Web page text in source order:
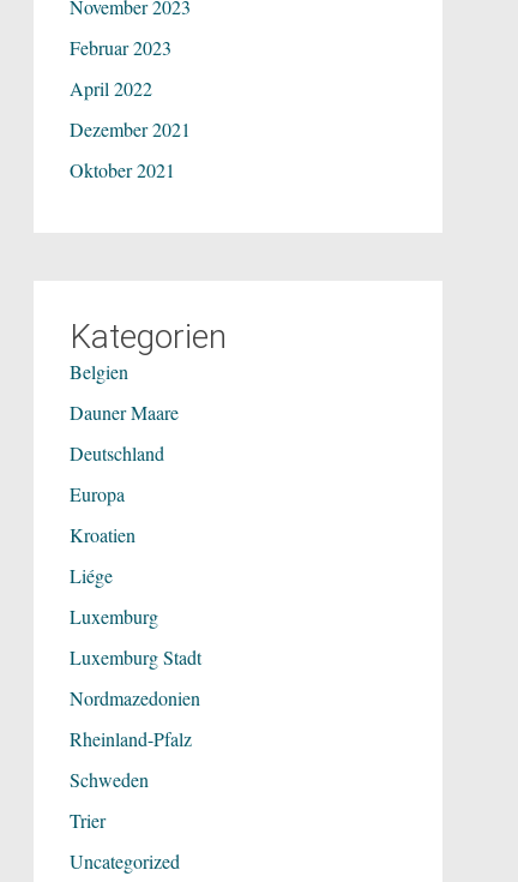
November 2023
Februar 2023
April 2022
Dezember 2021
Oktober 2021
Kategorien
Belgien
Dauner Maare
Deutschland
Europa
Kroatien
Liége
Luxemburg
Luxemburg Stadt
Nordmazedonien
Rheinland-Pfalz
Schweden
Trier
Uncategorized